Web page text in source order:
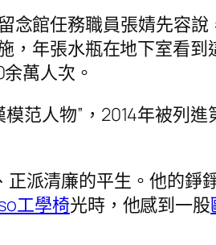
念館任務職員張婧先容
，年張水瓶在地下室看到
萬人次。
范人物”，2014年被列
派清廉的平生。他的錚
工學椅光時，他感到一股